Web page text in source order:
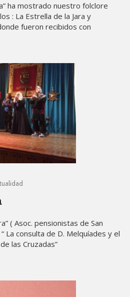
ha mostrado nuestro folclore
: La Estrella de la Jara y
fueron recibidos con
( Asoc. pensionistas de San
La consulta de D. Melquíades y el
las Cruzadas”